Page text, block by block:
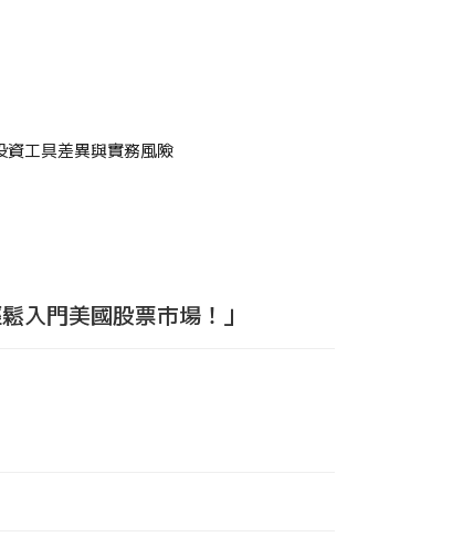
資工具差異與實務風險
入門美國股票市場！」